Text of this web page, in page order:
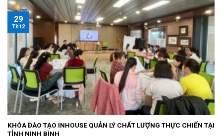
KHÓA ĐÀO TẠO INHOUSE QUẢN LÝ CHẤT LƯỢNG THỰC CHIẾN TẠI
TỈNH NINH BÌNH
29
Th12